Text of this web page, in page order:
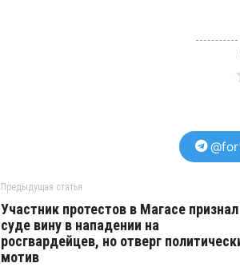
Предыдущая статья
Участник протестов в Магасе
суде вину в нападении на
росгвардейцев, но отверг
мотив